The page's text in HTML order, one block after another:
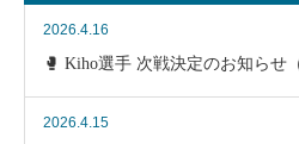
2026.4.16
🥊 Kiho選手 次戦決定のお知らせ
2026.4.15